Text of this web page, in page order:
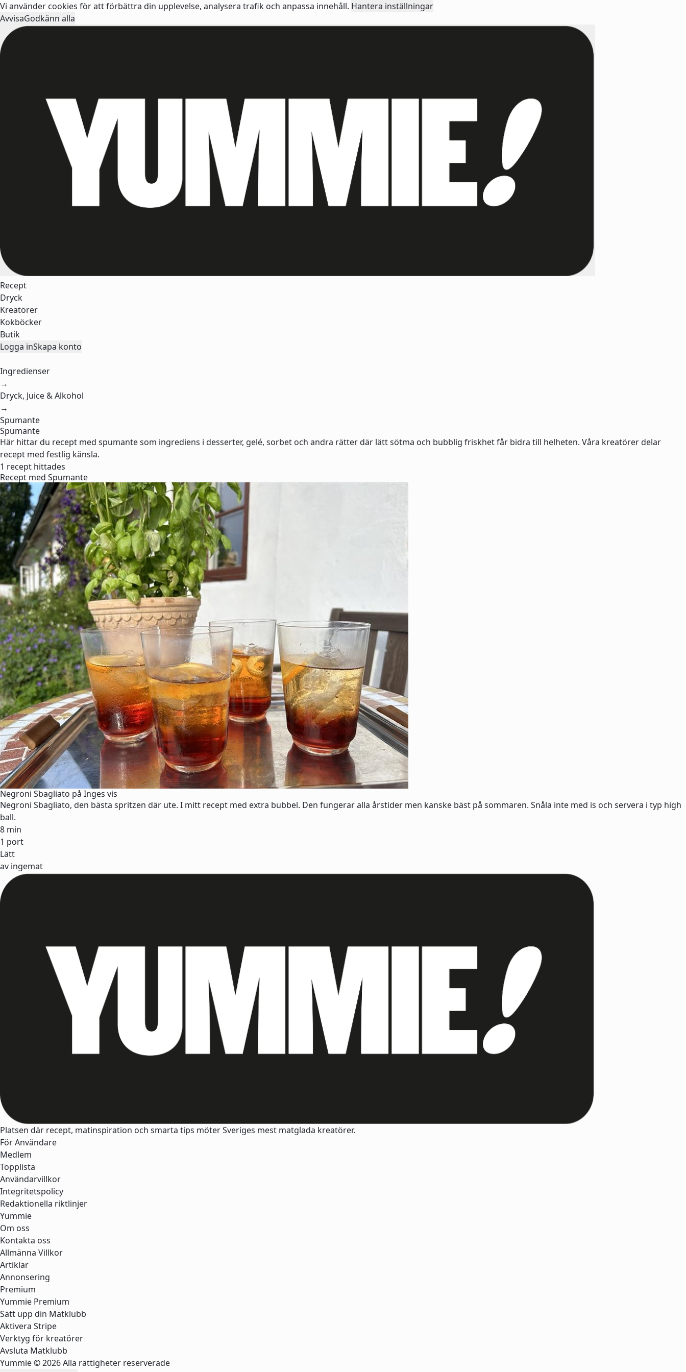
Vi använder cookies för att förbättra din upplevelse, analysera trafik och anpassa innehåll. Hantera inställningar
AvvisaGodkänn alla
Recept
Dryck
Kreatörer
Kokböcker
Butik
Logga inSkapa konto
Ingredienser
→
Dryck, Juice & Alkohol
→
Spumante
Spumante
Här hittar du recept med spumante som ingrediens i desserter, gelé, sorbet och andra rätter där lätt sötma och bubblig friskhet får bidra till helheten. Våra kreatörer delar
recept med festlig känsla.
1 recept hittades
Recept med Spumante
Negroni Sbagliato på Inges vis
Negroni Sbagliato, den bästa spritzen där ute. I mitt recept med extra bubbel. Den fungerar alla årstider men kanske bäst på sommaren. Snåla inte med is och servera i typ high
ball.
8 min
1 port
Lätt
av ingemat
Platsen där recept, matinspiration och smarta tips möter Sveriges mest matglada kreatörer.
För Användare
Medlem
Topplista
Användarvillkor
Integritetspolicy
Redaktionella riktlinjer
Yummie
Om oss
Kontakta oss
Allmänna Villkor
Artiklar
Annonsering
Premium
Yummie Premium
Sätt upp din Matklubb
Aktivera Stripe
Verktyg för kreatörer
Avsluta Matklubb
Yummie © 2026 Alla rättigheter reserverade